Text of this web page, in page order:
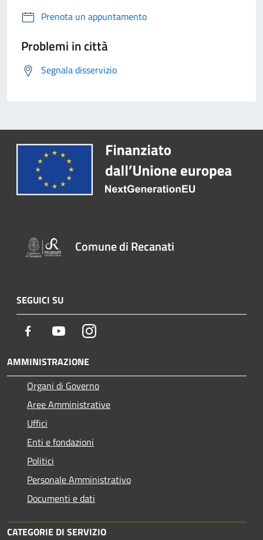
Prenota un appuntamento
Problemi in città
Segnala disservizio
Comune di Recanati
SEGUICI SU
Facebook YoutubeInstagram
AMMINISTRAZIONE
Organi di Governo
Aree Amministrative
Uffici
Enti e fondazioni
Politici
Personale Amministrativo
Documenti e dati
CATEGORIE DI SERVIZIO